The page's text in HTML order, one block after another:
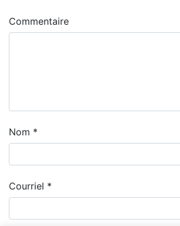
Commentaire
Nom *
Courriel *